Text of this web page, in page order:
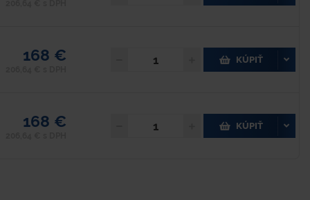
168 € KÚPIŤ
168 € KÚPIŤ